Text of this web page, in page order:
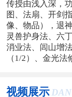
传授由浅入深，
图、法扇、开剑
像、物品），退
灵兽护身法、六
消业法、闾山增
（1/2）、金光
视频展示